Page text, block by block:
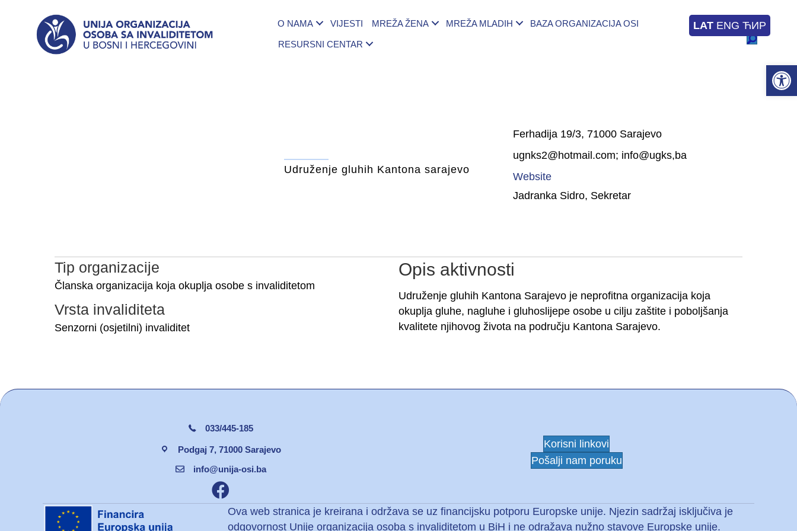
O NAMA VIJESTI MREŽA ŽENA MREŽA MLADIH BAZA ORGANIZACIJA OSI
RESURSNI CENTAR
LAT ENG ЋИР
Udruženje gluhih Kantona sarajevo
Ferhadija 19/3, 71000 Sarajevo
ugnks2@hotmail.com; info@ugks,ba
Website
Jadranka Sidro, Sekretar
Tip organizacije
Članska organizacija koja okuplja osobe s invaliditetom
Vrsta invaliditeta
Senzorni (osjetilni) invaliditet
Opis aktivnosti
Udruženje gluhih Kantona Sarajevo je neprofitna organizacija koja
okuplja gluhe, nagluhe i gluhoslijepe osobe u cilju zaštite i poboljšanja
kvalitete njihovog života na području Kantona Sarajevo.
033/445-185
Podgaj 7, 71000 Sarajevo
info@unija-osi.ba
Facebook unija osi
Korisni linkovi
Pošalji nam poruku
Ova web stranica je kreirana i održava se uz financijsku potporu Europske unije. Njezin sadržaj isključiva je
odgovornost Unije organizacija osoba s invaliditetom u BiH i ne odražava nužno stavove Europske unije.